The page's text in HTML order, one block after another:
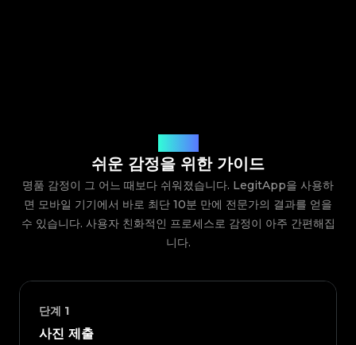
쉬운 감정을 위한 가이드
명품 감정이 그 어느 때보다 쉬워졌습니다. LegitApp을 사용하
면 모바일 기기에서 바로 최단 10분 만에 전문가의 결과를 얻을
수 있습니다. 사용자 친화적인 프로세스로 감정이 아주 간편해집
니다.
단계 1
사진 제출